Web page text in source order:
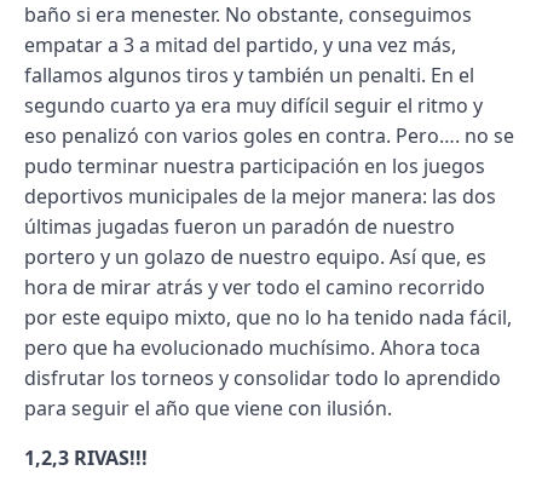
baño si era menester. No obstante, conseguimos
empatar a 3 a mitad del partido, y una vez más,
fallamos algunos tiros y también un penalti. En el
segundo cuarto ya era muy difícil seguir el ritmo y
eso penalizó con varios goles en contra. Pero…. no se
pudo terminar nuestra participación en los juegos
deportivos municipales de la mejor manera: las dos
últimas jugadas fueron un paradón de nuestro
portero y un golazo de nuestro equipo. Así que, es
hora de mirar atrás y ver todo el camino recorrido
por este equipo mixto, que no lo ha tenido nada fácil,
pero que ha evolucionado muchísimo. Ahora toca
disfrutar los torneos y consolidar todo lo aprendido
para seguir el año que viene con ilusión.
1,2,3 RIVAS!!!